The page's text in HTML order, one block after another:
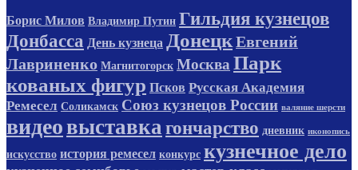
Борис Милов Владимир Путин Гильдия кузнецов
Донбасса День кузнеца ДонецкЕвгений
Лавриненко Магнитогорск Москва Парк
кованых фигур Псков Русская Академия
Ремесел Соликамск Союз кузнецов России валяние шерсти
видеовыставка гончарство дневник иконопись
искусство история ремесел конкурс кузнечное дело